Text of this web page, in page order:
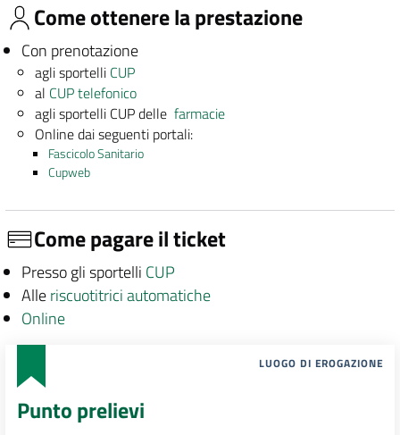
Come ottenere la prestazione
Con prenotazione
agli sportelli CUP
al CUP telefonico
agli sportelli CUP dellefarmacie
Online dai seguenti portali:
Fascicolo Sanitario
Cupweb
Come pagare il ticket
Presso gli sportelli CUP
Alleriscuotitrici automatiche
Online
LUOGO DI EROGAZIONE
Punto prelievi